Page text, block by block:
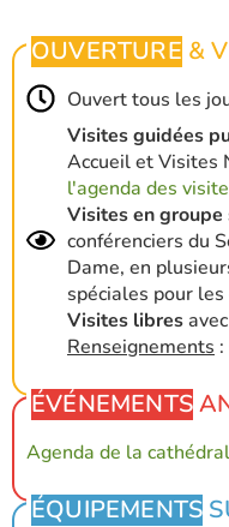
OUVERTURE &
Ouvert tous les
Visites guidées
Accueil et Visites
l'agenda des
Visites en
conférenciers du
Dame, en
spéciales pour
Visites libres
Renseignements
ÉVÉNEMENTS
Agenda de la
ÉQUIPEMENTS